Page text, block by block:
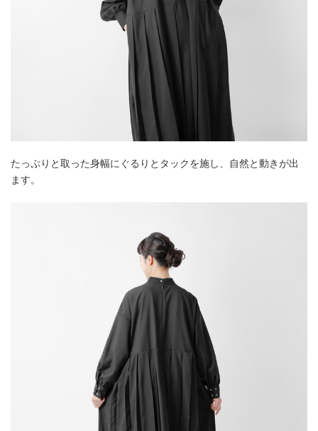
たっぷりと取った身幅にぐるりとタックを施し、自然と動きが出
ます。